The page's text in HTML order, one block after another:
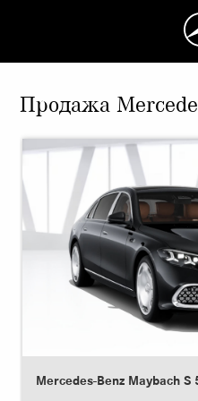
Продажа
Mercedes-Benz Maybach